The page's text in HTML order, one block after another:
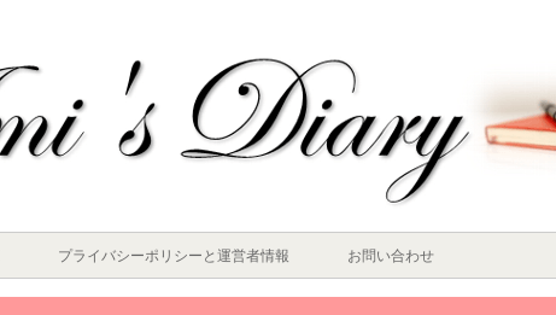
プライバシーポリシーと運営者情報 お問い合わせ